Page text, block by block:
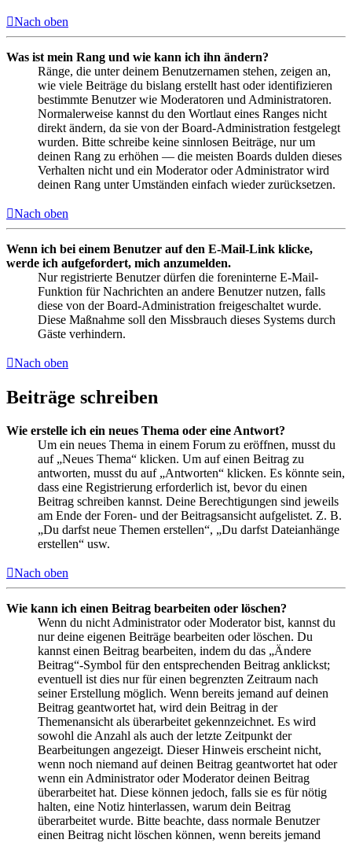
Nach oben
Was ist mein Rang und wie kann ich ihn ändern?
Ränge, die unter deinem Benutzernamen stehen, zeigen an,
wie viele Beiträge du bislang erstellt hast oder identifizieren
bestimmte Benutzer wie Moderatoren und Administratoren.
Normalerweise kannst du den Wortlaut eines Ranges nicht
direkt ändern, da sie von der Board-Administration festgelegt
wurden. Bitte schreibe keine sinnlosen Beiträge, nur um
deinen Rang zu erhöhen — die meisten Boards dulden dieses
Verhalten nicht und ein Moderator oder Administrator wird
deinen Rang unter Umständen einfach wieder zurücksetzen.
Nach oben
Wenn ich bei einem Benutzer auf den E-Mail-Link klicke,
werde ich aufgefordert, mich anzumelden.
Nur registrierte Benutzer dürfen die foreninterne E-Mail-
Funktion für Nachrichten an andere Benutzer nutzen, falls
diese von der Board-Administration freigeschaltet wurde.
Diese Maßnahme soll den Missbrauch dieses Systems durch
Gäste verhindern.
Nach oben
Beiträge schreiben
Wie erstelle ich ein neues Thema oder eine Antwort?
Um ein neues Thema in einem Forum zu eröffnen, musst du
auf „Neues Thema“ klicken. Um auf einen Beitrag zu
antworten, musst du auf „Antworten“ klicken. Es könnte sein,
dass eine Registrierung erforderlich ist, bevor du einen
Beitrag schreiben kannst. Deine Berechtigungen sind jeweils
am Ende der Foren- und der Beitragsansicht aufgelistet. Z. B.
„Du darfst neue Themen erstellen“, „Du darfst Dateianhänge
erstellen“ usw.
Nach oben
Wie kann ich einen Beitrag bearbeiten oder löschen?
Wenn du nicht Administrator oder Moderator bist, kannst du
nur deine eigenen Beiträge bearbeiten oder löschen. Du
kannst einen Beitrag bearbeiten, indem du das „Ändere
Beitrag“-Symbol für den entsprechenden Beitrag anklickst;
eventuell ist dies nur für einen begrenzten Zeitraum nach
seiner Erstellung möglich. Wenn bereits jemand auf deinen
Beitrag geantwortet hat, wird dein Beitrag in der
Themenansicht als überarbeitet gekennzeichnet. Es wird
sowohl die Anzahl als auch der letzte Zeitpunkt der
Bearbeitungen angezeigt. Dieser Hinweis erscheint nicht,
wenn noch niemand auf deinen Beitrag geantwortet hat oder
wenn ein Administrator oder Moderator deinen Beitrag
überarbeitet hat. Diese können jedoch, falls sie es für nötig
halten, eine Notiz hinterlassen, warum dein Beitrag
überarbeitet wurde. Bitte beachte, dass normale Benutzer
einen Beitrag nicht löschen können, wenn bereits jemand